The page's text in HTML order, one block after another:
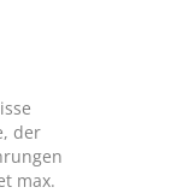
der
max.